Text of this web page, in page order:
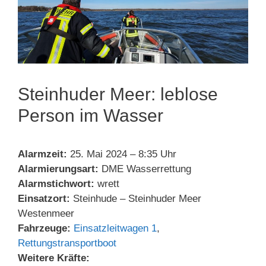
Steinhuder Meer: leblose
Person im Wasser
Alarmzeit: 25. Mai 2024 – 8:35 Uhr
Alarmierungsart: DME Wasserrettung
Alarmstichwort: wrett
Einsatzort: Steinhude – Steinhuder Meer
Westenmeer
Fahrzeuge: Einsatzleitwagen 1,
Rettungstransportboot
Weitere Kräfte: